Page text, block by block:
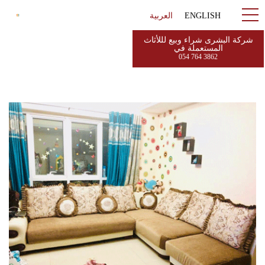
العربية ENGLISH
شركة البشرى شراء وبيع لللأثاث
المستعملة في
054 764 3862